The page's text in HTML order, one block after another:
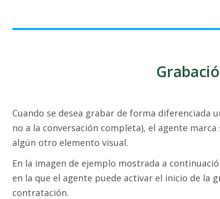
Cuando se desea grabar de forma diferenciada
no a la conversación completa), el agente
algún otro elemento visual.
En la imagen de ejemplo mostrada a
en la que el agente puede activar el inicio de la
contratación.